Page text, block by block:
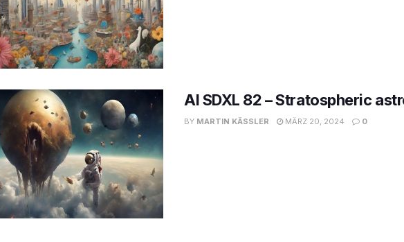
AI SDXL 82 – Stratospheric
BY MARTIN KÄSSLER MÄRZ 20, 2024 0